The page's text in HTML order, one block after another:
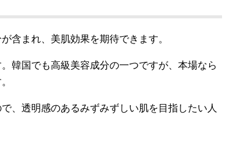
含まれ、美肌効果を期待できます。
韓国でも高級美容成分の一つですが、本場なら
、透明感のあるみずみずしい肌を目指したい人